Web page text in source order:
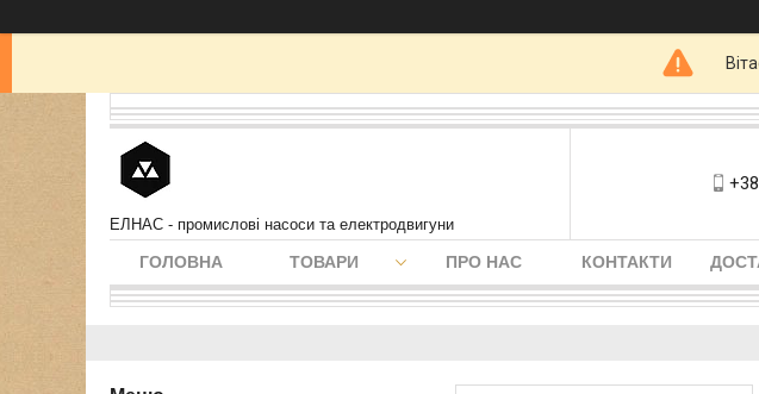
ЕЛНАС - промислові насоси та електродвигуни
ГОЛОВНА ТОВАРИ ПРО НАС КОНТАКТИ